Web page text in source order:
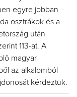
egyre jobban
osztrákok és a
után
113-at. A
magyar
az alkalomból
kérdeztük.